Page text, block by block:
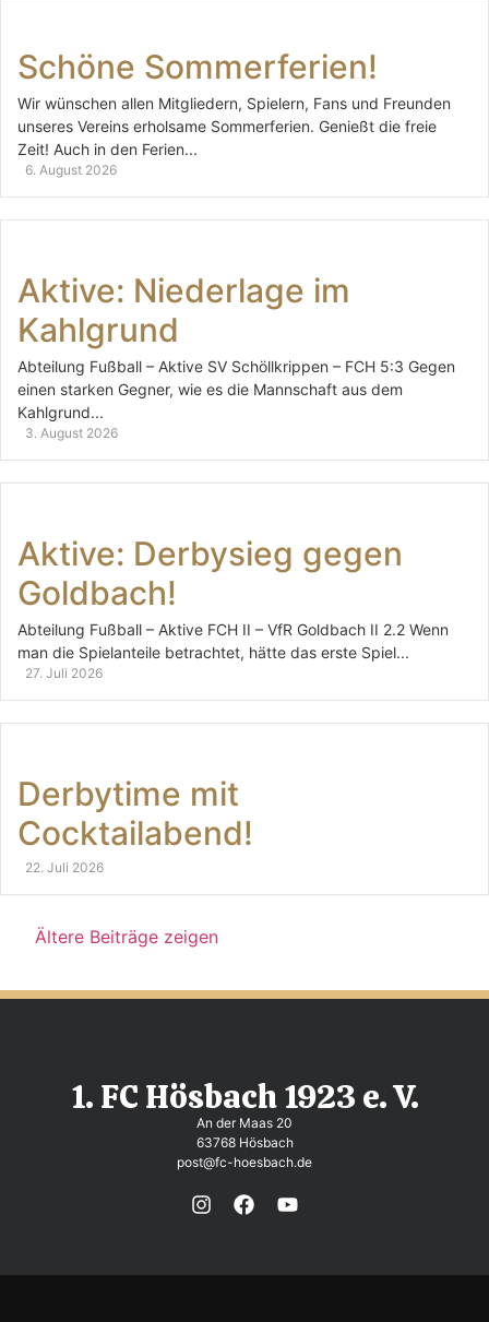
Schöne Sommerferien!
Wir wünschen allen Mitgliedern, Spielern, Fans und Freunden
unseres Vereins erholsame Sommerferien. Genießt die freie
Zeit! Auch in den Ferien...
6. August 2026
Aktive: Niederlage im
Kahlgrund
Abteilung Fußball – Aktive SV Schöllkrippen – FCH 5:3 Gegen
einen starken Gegner, wie es die Mannschaft aus dem
Kahlgrund...
3. August 2026
Aktive: Derbysieg gegen
Goldbach!
Abteilung Fußball – Aktive FCH II – VfR Goldbach II 2.2 Wenn
man die Spielanteile betrachtet, hätte das erste Spiel...
27. Juli 2026
Derbytime mit
Cocktailabend!
22. Juli 2026
Ältere Beiträge zeigen
1. FC Hösbach 1923 e. V.
An der Maas 20
63768 Hösbach
post@fc-hoesbach.de